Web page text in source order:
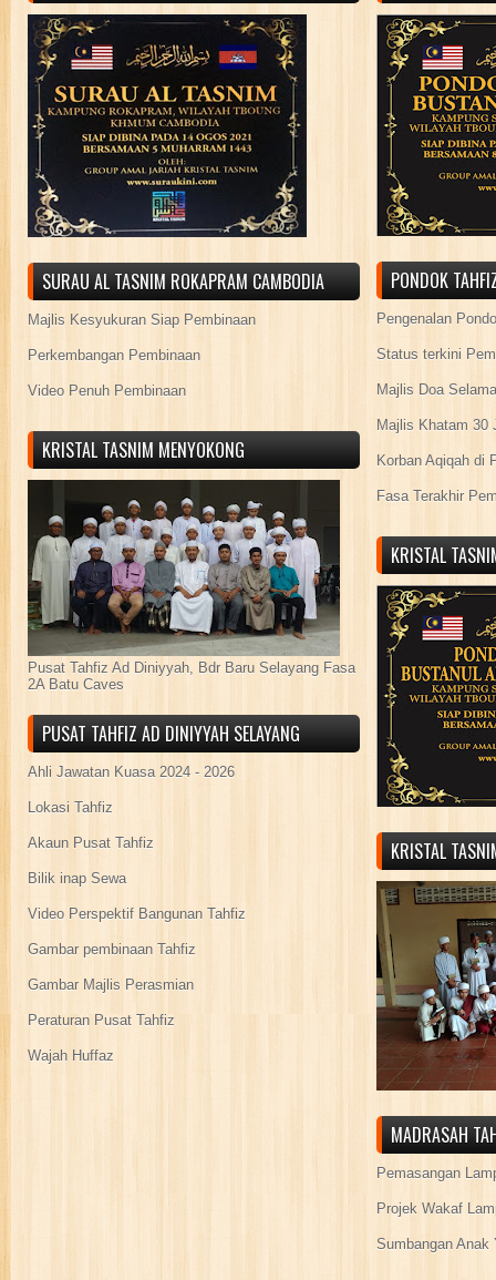
SURAU AL TASNIM ROKAPRAM CAMBODIA
Majlis Kesyukuran Siap Pembinaan
Perkembangan Pembinaan
Video Penuh Pembinaan
KRISTAL TASNIM MENYOKONG
Pusat Tahfiz Ad Diniyyah, Bdr Baru Selayang Fasa
2A Batu Caves
PUSAT TAHFIZ AD DINIYYAH SELAYANG
Ahli Jawatan Kuasa 2024 - 2026
Lokasi Tahfiz
Akaun Pusat Tahfiz
Bilik inap Sewa
Video Perspektif Bangunan Tahfiz
Gambar pembinaan Tahfiz
Gambar Majlis Perasmian
Peraturan Pusat Tahfiz
Wajah Huffaz
PONDOK
Pengenalan
Status terkini
Majlis Doa
Majlis Khatam 30
Korban Aqiqah di
Fasa Terakhir
KRISTAL
KRISTAL
MADRASAH
Pemasangan
Projek Wakaf
Sumbangan Anak